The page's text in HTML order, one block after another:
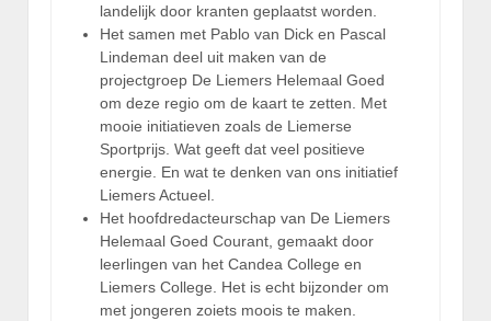
landelijk door kranten geplaatst worden.
Het samen met Pablo van Dick en Pascal
Lindeman deel uit maken van de
projectgroep De Liemers Helemaal Goed
om deze regio om de kaart te zetten. Met
mooie initiatieven zoals de Liemerse
Sportprijs. Wat geeft dat veel positieve
energie. En wat te denken van ons initiatief
Liemers Actueel.
Het hoofdredacteurschap van De Liemers
Helemaal Goed Courant, gemaakt door
leerlingen van het Candea College en
Liemers College. Het is echt bijzonder om
met jongeren zoiets moois te maken.